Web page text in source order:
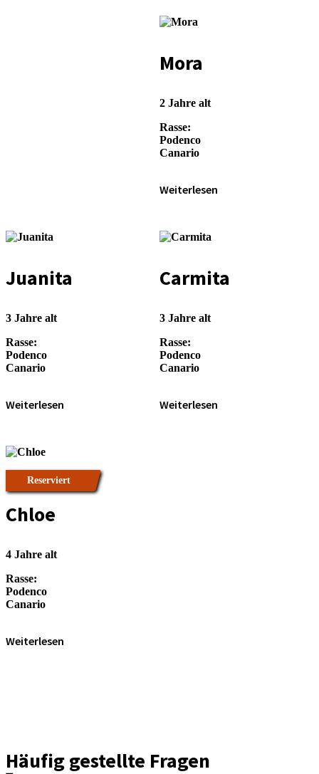
Mora
2 Jahre alt
Rasse:
Podenco
Canario
Weiterlesen
Juanita
3 Jahre alt
Rasse:
Podenco
Canario
Weiterlesen
Carmita
3 Jahre alt
Rasse:
Podenco
Canario
Weiterlesen
Reserviert
Chloe
4 Jahre alt
Rasse:
Podenco
Canario
Weiterlesen
Häufig gestellte Fragen